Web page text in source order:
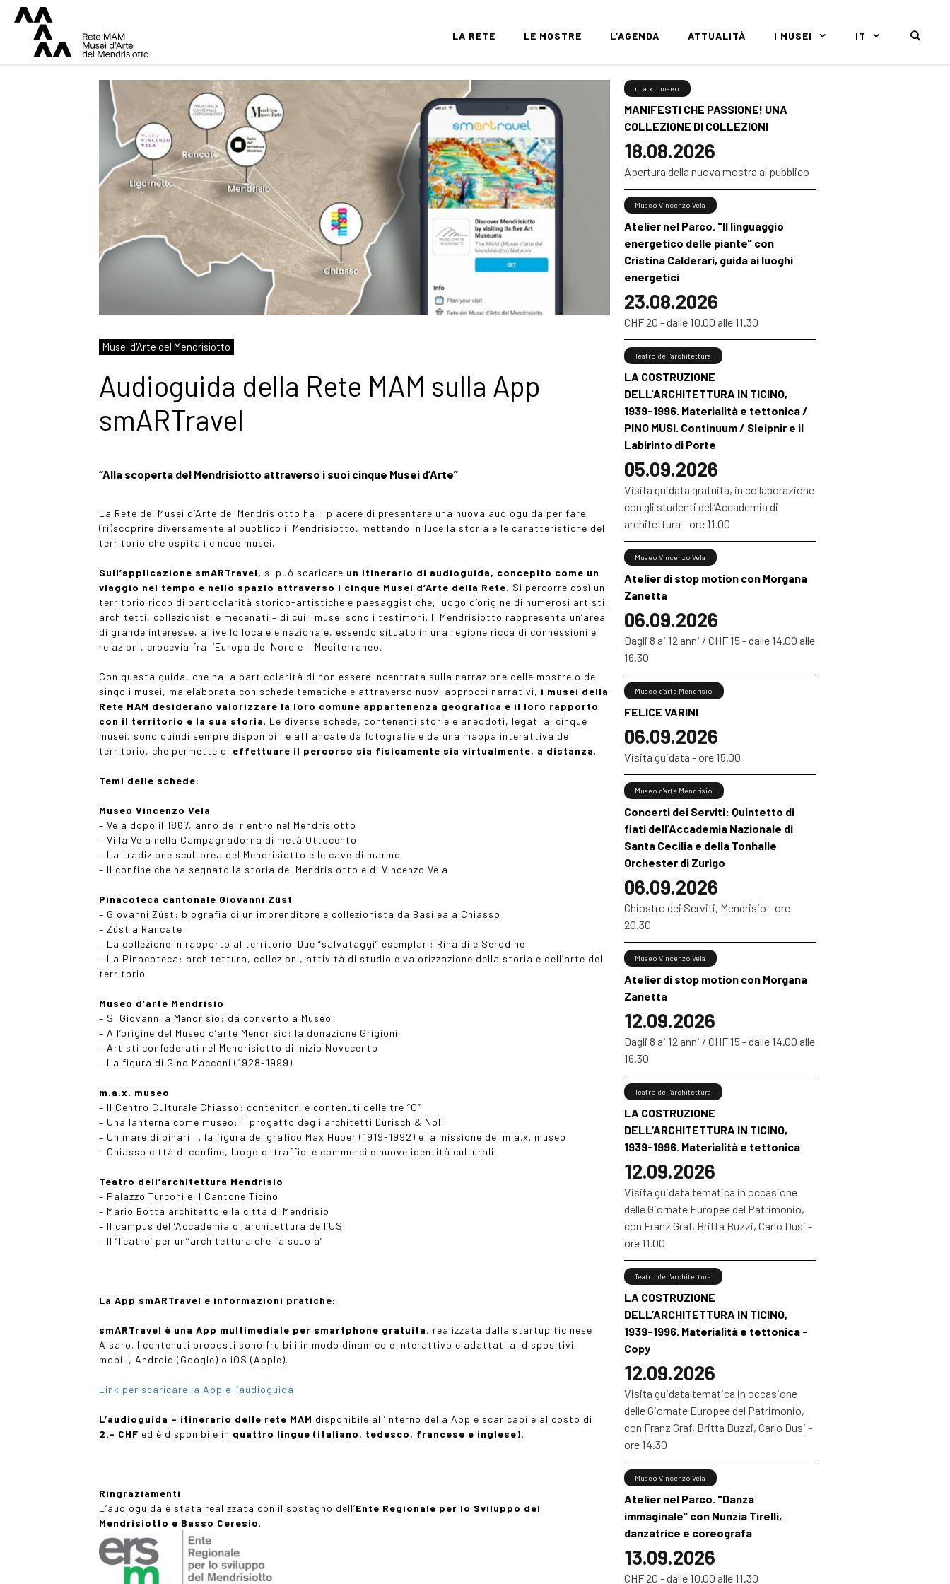
LA RETE LE MOSTRE L’AGENDA ATTUALITÀ I MUSEI IT
Musei d'Arte del Mendrisiotto
Audioguida della Rete MAM sulla App
smARTravel
“Alla scoperta del Mendrisiotto attraverso i suoi cinque Musei d’Arte”
La Rete dei Musei d’Arte del Mendrisiotto ha il piacere di presentare una nuova audioguida per fare
(ri)scoprire diversamente al pubblico il Mendrisiotto, mettendo in luce la storia e le caratteristiche del
territorio che ospita i cinque musei.
Sull’applicazione smARTravel, si può scaricare un itinerario di audioguida, concepito come un
viaggio nel tempo e nello spazio attraverso i cinque Musei d’Arte della Rete. Si percorre così un
territorio ricco di particolarità storico-artistiche e paesaggistiche, luogo d’origine di numerosi artisti,
architetti, collezionisti e mecenati – di cui i musei sono i testimoni. Il Mendrisiotto rappresenta un’area
di grande interesse, a livello locale e nazionale, essendo situato in una regione ricca di connessioni e
relazioni, crocevia fra l’Europa del Nord e il Mediterraneo.
Con questa guida, che ha la particolarità di non essere incentrata sulla narrazione delle mostre o dei
singoli musei, ma elaborata con schede tematiche e attraverso nuovi approcci narrativi, i musei della
Rete MAM desiderano valorizzare la loro comune appartenenza geografica e il loro rapporto
con il territorio e la sua storia. Le diverse schede, contenenti storie e aneddoti, legati ai cinque
musei, sono quindi sempre disponibili e affiancate da fotografie e da una mappa interattiva del
territorio, che permette di effettuare il percorso sia fisicamente sia virtualmente, a distanza.
Temi delle schede:
Museo Vincenzo Vela
– Vela dopo il 1867, anno del rientro nel Mendrisiotto
– Villa Vela nella Campagnadorna di metà Ottocento
– La tradizione scultorea del Mendrisiotto e le cave di marmo
– Il confine che ha segnato la storia del Mendrisiotto e di Vincenzo Vela
Pinacoteca cantonale Giovanni Züst
– Giovanni Züst: biografia di un imprenditore e collezionista da Basilea a Chiasso
– Züst a Rancate
– La collezione in rapporto al territorio. Due “salvataggi” esemplari: Rinaldi e Serodine
– La Pinacoteca: architettura, collezioni, attività di studio e valorizzazione della storia e dell’arte del
territorio
Museo d’arte Mendrisio
– S. Giovanni a Mendrisio: da convento a Museo
– All’origine del Museo d’arte Mendrisio: la donazione Grigioni
– Artisti confederati nel Mendrisiotto di inizio Novecento
– La figura di Gino Macconi (1928-1999)
m.a.x. museo
– Il Centro Culturale Chiasso: contenitori e contenuti delle tre “C”
– Una lanterna come museo: il progetto degli architetti Durisch & Nolli
– Un mare di binari … la figura del grafico Max Huber (1919-1992) e la missione del m.a.x. museo
– Chiasso città di confine, luogo di traffici e commerci e nuove identità culturali
Teatro dell’architettura Mendrisio
– Palazzo Turconi e il Cantone Ticino
– Mario Botta architetto e la città di Mendrisio
– Il campus dell’Accademia di architettura dell’USI
– Il ‘Teatro’ per un’’architettura che fa scuola’
La App smARTravel e informazioni pratiche:
smARTravel è una App multimediale per smartphone gratuita, realizzata dalla startup ticinese
Alsaro. I contenuti proposti sono fruibili in modo dinamico e interattivo e adattati ai dispositivi
mobili, Android (Google) o iOS (Apple).
Link per scaricare la App e l’audioguida
L’audioguida – itinerario delle rete MAM disponibile all’interno della App è scaricabile al costo di
2.- CHF ed è disponibile in quattro lingue (italiano, tedesco, francese e inglese).
Ringraziamenti
L’audioguida è stata realizzata con il sostegno dell’Ente Regionale per lo Sviluppo del
Mendrisiotto e Basso Ceresio.
MANIFESTI CHE PASSIONE! UNA
COLLEZIONE DI COLLEZIONI
18.08.2026
m.a.x. museo
Apertura della nuova mostra al pubblico
Atelier nel Parco. "Il linguaggio
energetico delle piante" con
Cristina Calderari, guida ai luoghi
energetici
23.08.2026
Museo Vincenzo Vela
CHF 20 - dalle 10.00 alle 11.30
LA COSTRUZIONE
DELL'ARCHITETTURA IN TICINO,
1939-1996. Materialità e tettonica /
PINO MUSI. Continuum / Sleipnir e il
Labirinto di Porte
05.09.2026
Teatro dell'architettura
Visita guidata gratuita, in collaborazione
con gli studenti dell’Accademia di
architettura - ore 11.00
Atelier di stop motion con Morgana
Zanetta
06.09.2026
Museo Vincenzo Vela
Dagli 8 ai 12 anni / CHF 15 - dalle 14.00 alle
16.30
FELICE VARINI
06.09.2026
Museo d'arte Mendrisio
Visita guidata - ore 15.00
Concerti dei Serviti: Quintetto di
fiati dell’Accademia Nazionale di
Santa Cecilia e della Tonhalle
Orchester di Zurigo
06.09.2026
Museo d'arte Mendrisio
Chiostro dei Serviti, Mendrisio - ore
20.30
Atelier di stop motion con Morgana
Zanetta
12.09.2026
Museo Vincenzo Vela
Dagli 8 ai 12 anni / CHF 15 - dalle 14.00 alle
16.30
LA COSTRUZIONE
DELL’ARCHITETTURA IN TICINO,
1939-1996. Materialità e tettonica
12.09.2026
Teatro dell'architettura
Visita guidata tematica in occasione
delle Giornate Europee del Patrimonio,
con Franz Graf, Britta Buzzi, Carlo Dusi -
ore 11.00
LA COSTRUZIONE
DELL’ARCHITETTURA IN TICINO,
1939-1996. Materialità e tettonica -
Copy
12.09.2026
Teatro dell'architettura
Visita guidata tematica in occasione
delle Giornate Europee del Patrimonio,
con Franz Graf, Britta Buzzi, Carlo Dusi -
ore 14.30
Atelier nel Parco. "Danza
immaginale" con Nunzia Tirelli,
danzatrice e coreografa
13.09.2026
Museo Vincenzo Vela
CHF 20 - dalle 10.00 alle 11.30